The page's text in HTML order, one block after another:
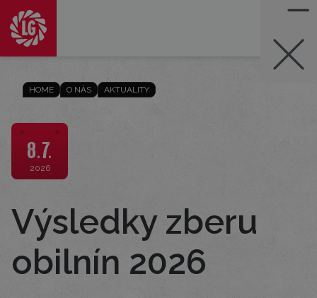
HOME O NÁS AKTUALITY
8.7.
2026
Výsledky zberu
obilnín 2026